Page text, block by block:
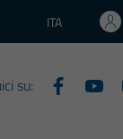
Lingua attiva:
ITA
su: